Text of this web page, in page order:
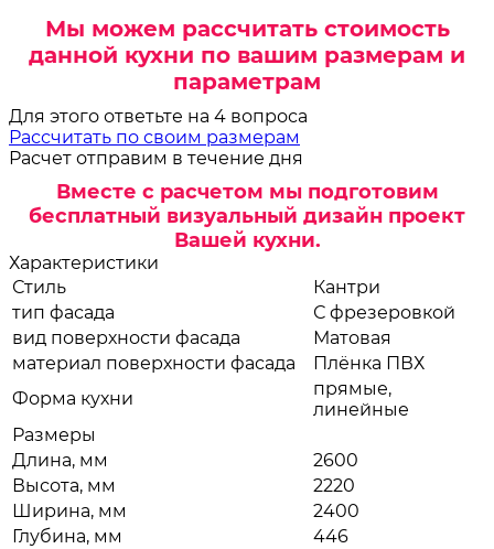
Мы можем рассчитать стоимость
данной кухни по вашим размерам и
параметрам
Для этого ответьте на 4 вопроса
Рассчитать по своим размерам
Расчет отправим в течение дня
Вместе с расчетом мы подготовим
бесплатный визуальный дизайн проект
Вашей кухни.
Характеристики
Стиль
Кантри
тип фасада
С фрезеровкой
вид поверхности фасада
Матовая
материал поверхности фасада
Плёнка ПВХ
Форма кухни
прямые,
линейные
Размеры
Длина, мм
2600
Высота, мм
2220
Ширина, мм
2400
Глубина, мм
446